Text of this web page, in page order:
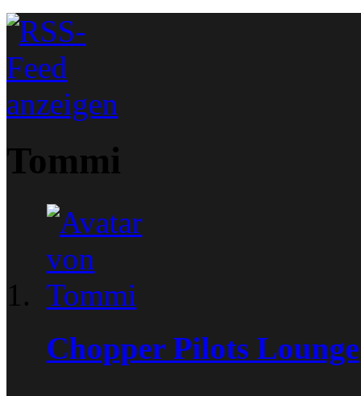
Tommi
Chopper Pilots Lounge